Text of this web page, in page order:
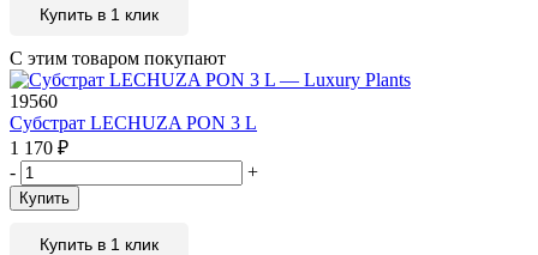
Купить в 1 клик
С этим товаром покупают
19560
Субстрат LECHUZA PON 3 L
1 170 ₽
-
+
Купить
Купить в 1 клик